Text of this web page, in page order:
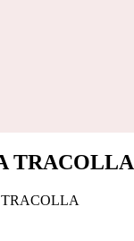
TRACOLLA